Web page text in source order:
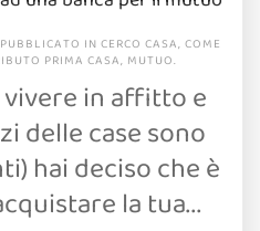
IN CERCO CASA, COME
PRIMA CASA, MUTUO.
vivere in affitto e
delle case sono
hai deciso che è
la tua...